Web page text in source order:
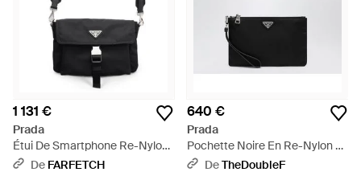
1 131 €
Prada
Étui De Smartphone Re-Nylon
- Noir
De FARFETCH
640 €
Prada
Pochette Noire En Re-Nylon Et
Saffiano - Noir
DeTheDoubleF